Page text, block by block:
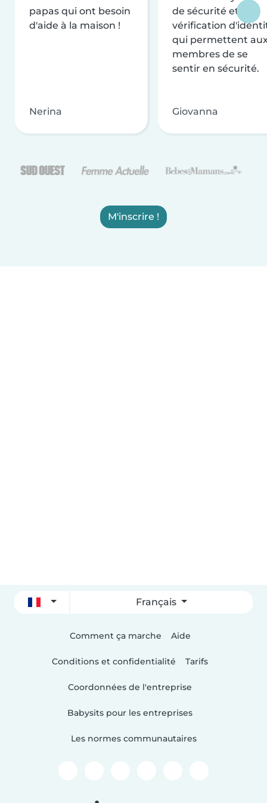
papas qui ont besoin
d'aide à la maison !
Nerina
de sécurité et de
vérification
qui permettent
membres de se
sentir en sécurité.
Giovanna
M'inscrire !
Français
Comment ça marche Aide
Conditions et confidentialité Tarifs
Coordonnées de l'entreprise
Babysits pour les entreprises
Les normes communautaires